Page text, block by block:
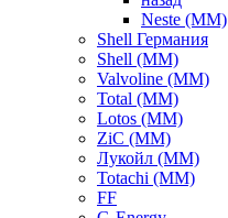
Neste (ММ)
Shell Германия
Shell (ММ)
Valvoline (ММ)
Total (ММ)
Lotos (ММ)
ZiC (ММ)
Лукойл (ММ)
Totachi (MM)
FF